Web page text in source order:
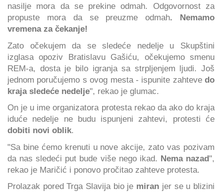
nasilje mora da se prekine odmah. Odgovornost za
propuste mora da se preuzme odmah. Nemamo
vremena za čekanje!
Zato očekujem da se sledeće nedelje u Skupštini
izglasa opoziv Bratislavu Gašiću, očekujemo smenu
REM-a, dosta je bilo igranja sa strpljenjem ljudi. Još
jednom poručujemo s ovog mesta - ispunite zahteve do
kraja sledeće nedelje", rekao je glumac.
On je u ime organizatora protesta rekao da ako do kraja
iduće nedelje ne budu ispunjeni zahtevi, protesti će
dobiti novi oblik.
"Sa bine ćemo krenuti u nove akcije, zato vas pozivam
da nas sledeći put bude više nego ikad. Nema nazad",
rekao je Maričić i ponovo pročitao zahteve protesta.
Prolazak pored Trga Slavija bio je miran jer se u blizini